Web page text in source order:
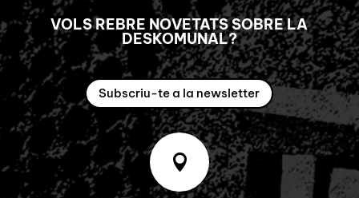
VOLS REBRE NOVETATS SOBRE LA
DESKOMUNAL?
Subscriu-te a la newsletter
